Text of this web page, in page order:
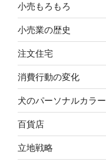
小売もろもろ
小売業の歴史
注文住宅
消費行動の変化
犬のパーソナルカラー
百貨店
立地戦略